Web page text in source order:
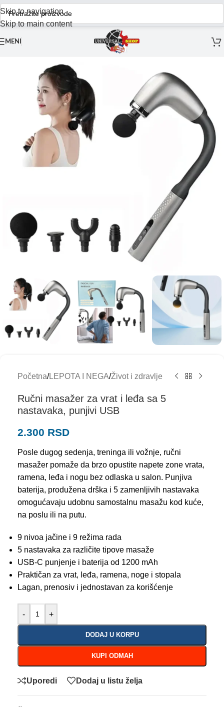
Skip to navigation
Skip to main content
MENI
Početna/LEPOTA I NEGA/Život i zdravlje
Ručni masažer za vrat i leđa sa 5
nastavaka, punjivi USB
2.300 RSD
Posle dugog sedenja, treninga ili vožnje, ručni
masažer pomaže da brzo opustite napete zone vrata,
ramena, leđa i nogu bez odlaska u salon. Punjiva
baterija, produžena drška i 5 zamenljivih nastavaka
omogućavaju udobnu samostalnu masažu kod kuće,
na poslu ili na putu.
9 nivoa jačine i 9 režima rada
5 nastavaka za različite tipove masaže
USB-C punjenje i baterija od 1200 mAh
Praktičan za vrat, leđa, ramena, noge i stopala
Lagan, prenosiv i jednostavan za korišćenje
- +
DODAJ U KORPU
KUPI ODMAH
Uporedi Dodaj u listu želja